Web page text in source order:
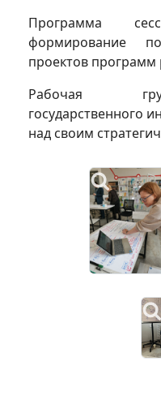
Программа
формирование
проектов программ
Рабочая
государственного
над своим